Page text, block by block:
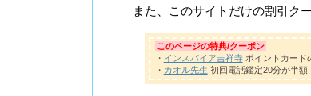
また、このサイトだけの割引ク
このページの特典/クーポン
・ インスパイア吉祥寺ポイントカード
・ カオル先生 初回電話鑑定20分が半額